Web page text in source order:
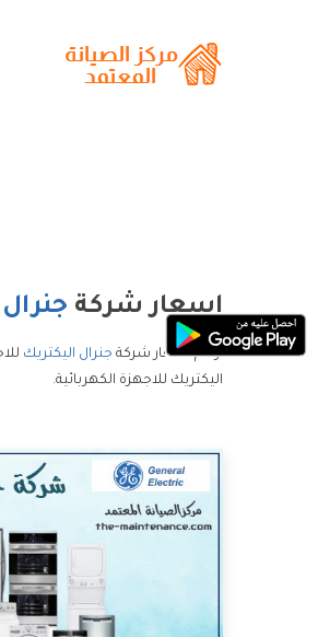
اسعار شركة
ارقام اسعار شركة جنرال اليكتريك
اليكتريك للاجهزة الكهربائية.